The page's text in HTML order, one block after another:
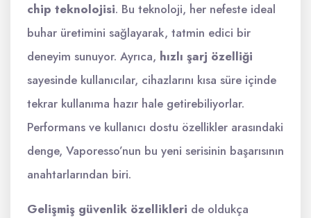
chip teknolojisi. Bu teknoloji, her nefeste ideal
buhar üretimini sağlayarak, tatmin edici bir
deneyim sunuyor. Ayrıca, hızlı şarj özelliği
sayesinde kullanıcılar, cihazlarını kısa süre içinde
tekrar kullanıma hazır hale getirebiliyorlar.
Performans ve kullanıcı dostu özellikler arasındaki
denge, Vaporesso’nun bu yeni serisinin başarısının
anahtarlarından biri.
Gelişmiş güvenlik özellikleri de oldukça